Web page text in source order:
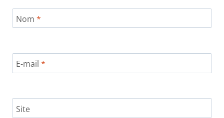
Nom *
E-mail *
Site